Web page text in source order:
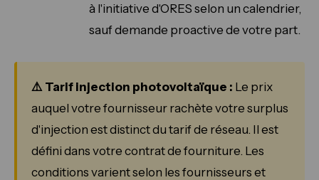
à l'initiative d'ORES selon un calendrier,
sauf demande proactive de votre part.
⚠️ Tarif injection photovoltaïque : Le prix
auquel votre fournisseur rachète votre surplus
d'injection est distinct du tarif de réseau. Il est
défini dans votre contrat de fourniture. Les
conditions varient selon les fournisseurs et